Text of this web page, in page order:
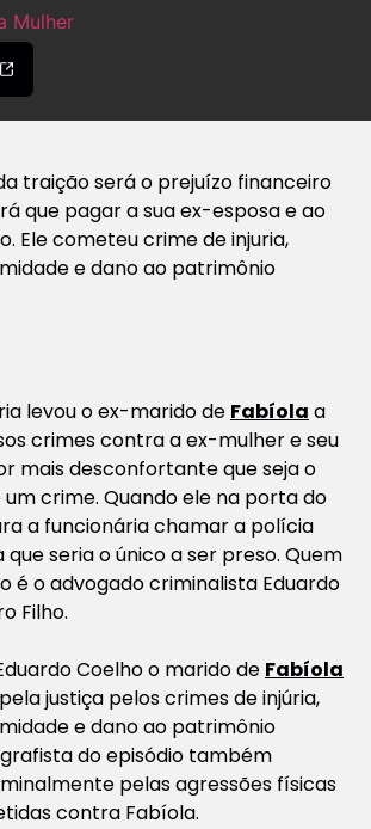
Mulher
traição será o prejuízo financeiro
que pagar a sua ex-esposa e ao
Ele cometeu crime de injuria,
e dano ao patrimônio
levou o ex-marido de Fabíola a
crimes contra a ex-mulher e seu
mais desconfortante que seja o
crime. Quando ele na porta do
a funcionária chamar a polícia
seria o único a ser preso. Quem
é o advogado criminalista Eduardo
Filho.
Coelho o marido de Fabíola
justiça pelos crimes de injúria,
e dano ao patrimônio
do episódio também
pelas agressões físicas
contra Fabíola.